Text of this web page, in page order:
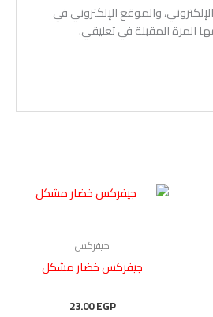
والموقع الإلكتروني في
المرة المقبلة في تعليقي.
جيفركس
جيفركس خضار مشكل
23.00EGP